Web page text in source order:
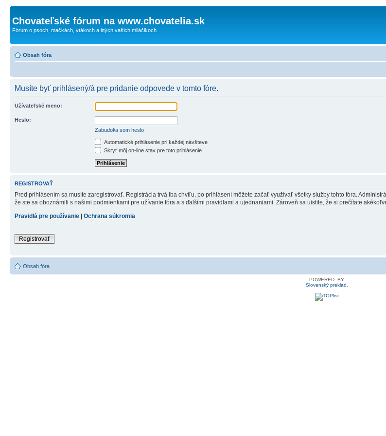
Chovateľské fórum na www.chovatelia.sk
Fórum o psoch, mačkách, vtákoch a iných vašich miláčikoch
Obsah fóra
Musíte byť prihlásený/á pre pridanie odpovede v tomto fóre.
Užívateľské meno:
Heslo:
Zabudol/a som heslo
Automatické prihlásenie pri každej návšteve
Skryť môj on-line stav pre toto prihlásenie
REGISTROVAŤ
Pred prihlásením sa musíte zaregistrovať. Registrácia trvá iba chvíľu, po prihlásení môžete začať využívať všetky služby tohto fóra.
že ste sa oboznámili s našimi podmienkami pre užívanie fóra a s ďalšími pravidlami a ujednaniami. Zároveň sa uistite, že si prečítate
Pravidlá pre používanie
Ochrana súkromia
Registrovať
Obsah fóra
POWERED_BY
Slovenský preklad